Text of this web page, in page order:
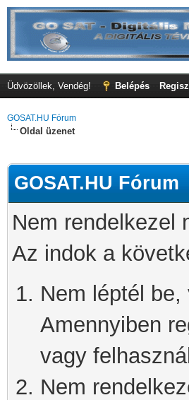
Üdvözöllek, Vendég! Belépés
GOSAT.HU Fórum
Oldal üzenet
GOSAT.HU Fórum
Nem rendelkezel
Az indok a
Nem léptél
Amennyiben
vagy
Nem